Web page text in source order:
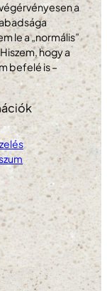
a
le a „normális”
hogy a
befelé is –